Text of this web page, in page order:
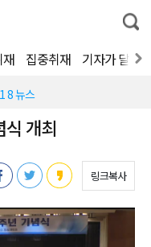
통
합
색
재 집중취재 기자가 달려
8 뉴스
개최
링크복사